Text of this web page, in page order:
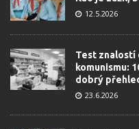
12.5.2026
Test znalostí
komunismu:
dobrý
23.6.2026